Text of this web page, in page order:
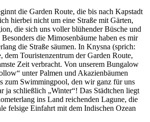
die Garden Route, die bis nach Kapstadt
hierbei nicht um eine Straße mit Gärten,
die sich uns voller blühender Büsche und
die Mimosenbäume haben es mir
die Straße säumen. In Knysna (sprich:
dem Touristenzentrum der Garden Route,
Zeit verbracht. Von unserem Bungalow
unter Palmen und Akazienbäumen
zum Swimmingpool, den wir ganz für uns
ja schließlich
Winter ! Das Städtchen liegt
ins Land reichenden Lagune, die
felsige Einfahrt mit dem Indischen Ozean